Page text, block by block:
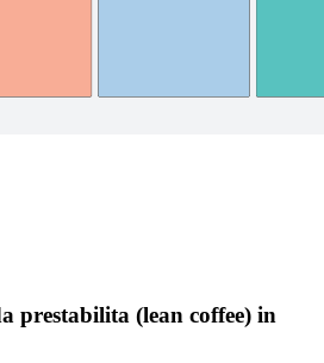
prestabilita (lean coffee) in